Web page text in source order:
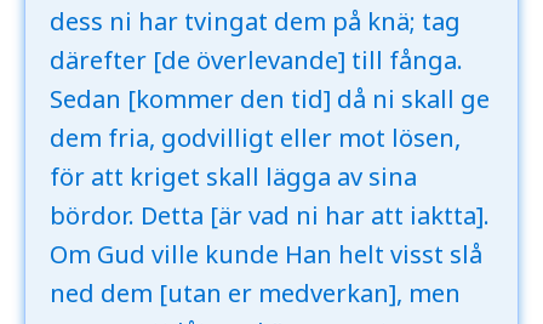
dess ni har tvingat dem på knä; tag
därefter [de överlevande] till fånga.
Sedan [kommer den tid] då ni skall ge
dem fria, godvilligt eller mot lösen,
för att kriget skall lägga av sina
bördor. Detta [är vad ni har att iaktta].
Om Gud ville kunde Han helt visst slå
ned dem [utan er medverkan], men